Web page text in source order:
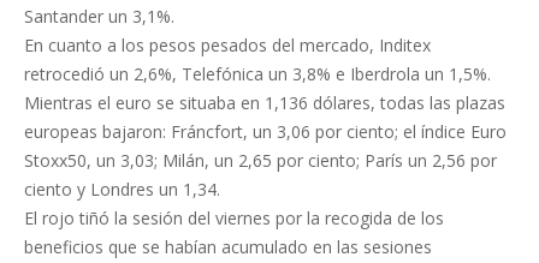
Santander un 3,1%.
En cuanto a los pesos pesados del mercado, Inditex
retrocedió un 2,6%, Telefónica un 3,8% e Iberdrola un 1,5%.
Mientras el euro se situaba en 1,136 dólares, todas las plazas
europeas bajaron: Fráncfort, un 3,06 por ciento; el índice Euro
Stoxx50, un 3,03; Milán, un 2,65 por ciento; París un 2,56 por
ciento y Londres un 1,34.
El rojo tiñó la sesión del viernes por la recogida de los
beneficios que se habían acumulado en las sesiones